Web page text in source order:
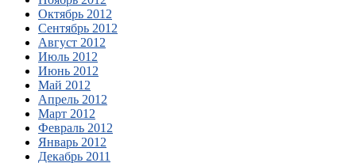
Октябрь 2012
Сентябрь 2012
Август 2012
Июль 2012
Июнь 2012
Май 2012
Апрель 2012
Март 2012
Февраль 2012
Январь 2012
Декабрь 2011